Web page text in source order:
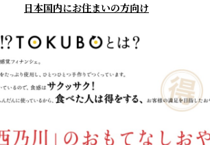
日本国内にお住まいの方向け